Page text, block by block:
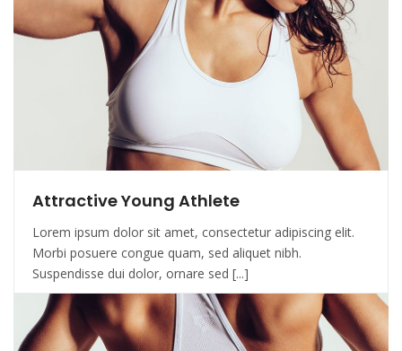
Attractive Young Athlete
Lorem ipsum dolor sit amet, consectetur adipiscing elit.
Morbi posuere congue quam, sed aliquet nibh.
Suspendisse dui dolor, ornare sed [...]